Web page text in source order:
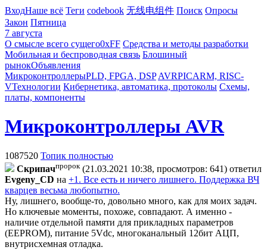
ВходНаше всё Теги codebook 无线电组件 Поиск Опросы
Закон Пятница
7 августа
О смысле всего сущего0xFF Средства и методы разработки
Мобильная и беспроводная связь Блошиный
рынокОбъявления
МикроконтроллерыPLD, FPGA, DSP AVRPICARM, RISC-
VТехнологии Кибернетика, автоматика, протоколы Схемы,
платы, компоненты
Микроконтроллеры AVR
1087520 Топик полностью
Cкpипaчпророк (21.03.2021 10:38, просмотров: 641) ответил
Evgeny_CD на +1. Все есть и ничего лишнего. Поддержка ВЧ
кварцев весьма любопытно.
Ну, лишнего, вообще-то, довольно много, как для моих задач.
Но ключевые моменты, похоже, совпадают. А именно -
наличие отдельной памяти для прикладных параметров
(EEPROM), питание 5Vdc, многоканальный 12бит АЦП,
внутрисхемная отладка.